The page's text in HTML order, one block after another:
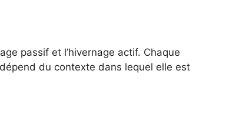
passif et l’hivernage actif. Chaque
du contexte dans lequel elle est